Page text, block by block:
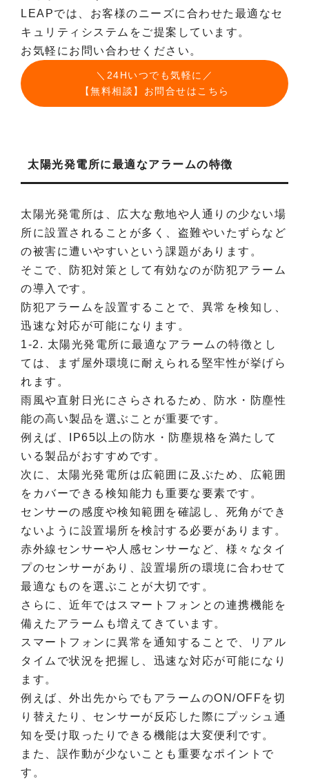
LEAPでは、お客様のニーズに合わせた最適なセ
キュリティシステムをご提案しています。
お気軽にお問い合わせください。
＼24Hいつでも気軽に／
【無料相談】お問合せはこちら
太陽光発電所に最適なアラームの特徴
太陽光発電所は、広大な敷地や人通りの少ない場
所に設置されることが多く、盗難やいたずらなど
の被害に遭いやすいという課題があります。
そこで、防犯対策として有効なのが防犯アラーム
の導入です。
防犯アラームを設置することで、異常を検知し、
迅速な対応が可能になります。
1-2. 太陽光発電所に最適なアラームの特徴とし
ては、まず屋外環境に耐えられる堅牢性が挙げら
れます。
雨風や直射日光にさらされるため、防水・防塵性
能の高い製品を選ぶことが重要です。
例えば、IP65以上の防水・防塵規格を満たして
いる製品がおすすめです。
次に、太陽光発電所は広範囲に及ぶため、広範囲
をカバーできる検知能力も重要な要素です。
センサーの感度や検知範囲を確認し、死角ができ
ないように設置場所を検討する必要があります。
赤外線センサーや人感センサーなど、様々なタイ
プのセンサーがあり、設置場所の環境に合わせて
最適なものを選ぶことが大切です。
さらに、近年ではスマートフォンとの連携機能を
備えたアラームも増えてきています。
スマートフォンに異常を通知することで、リアル
タイムで状況を把握し、迅速な対応が可能になり
ます。
例えば、外出先からでもアラームのON/OFFを切
り替えたり、センサーが反応した際にプッシュ通
知を受け取ったりできる機能は大変便利です。
また、誤作動が少ないことも重要なポイントで
す。